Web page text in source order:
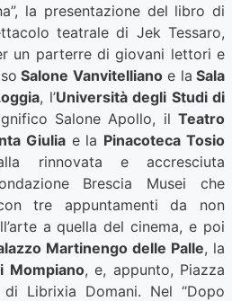
la presentazione del libro di
teatrale di Jek Tessaro,
un parterre di giovani lettori e
Salone Vanvitellianoe la Sala
, l’Università degli Studi di
Salone Apollo, il Teatro
Giuliae la Pinacoteca Tosio
rinnovata e accresciuta
Brescia Musei che
tre appuntamenti da non
a quella del cinema, e poi
Martinengo delle Palle, la
Mompiano, e, appunto, Piazza
Librixia Domani. Nel “Dopo